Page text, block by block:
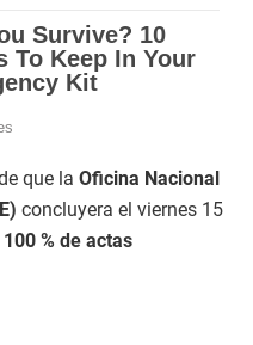
que la Oficina Nacional
concluyera el viernes 15
100 % de actas